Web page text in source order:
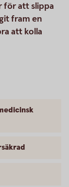
för att slippa
fram en
att kolla